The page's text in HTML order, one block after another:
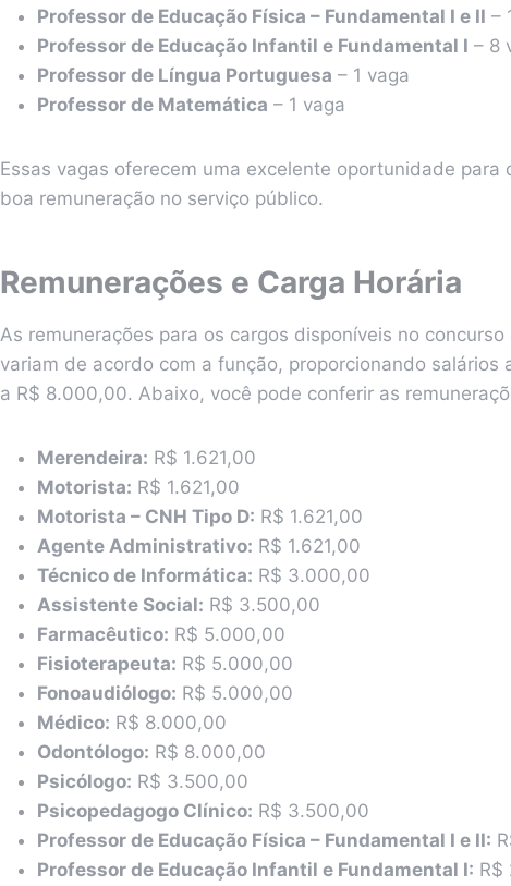
Professor de Educação Física – Fundamental I e II –
Professor de Educação Infantil e Fundamental I – 8
Professor de Língua Portuguesa – 1 vaga
Professor de Matemática – 1 vaga
Essas vagas oferecem uma excelente oportunidade
boa remuneração no serviço público.
Remunerações e Carga Horária
As remunerações para os cargos disponíveis no concurso
variam de acordo com a função, proporcionando salários
a R$ 8.000,00. Abaixo, você pode conferir as
Merendeira: R$ 1.621,00
Motorista: R$ 1.621,00
Motorista – CNH Tipo D: R$ 1.621,00
Agente Administrativo: R$ 1.621,00
Técnico de Informática: R$ 3.000,00
Assistente Social: R$ 3.500,00
Farmacêutico: R$ 5.000,00
Fisioterapeuta: R$ 5.000,00
Fonoaudiólogo: R$ 5.000,00
Médico: R$ 8.000,00
Odontólogo: R$ 8.000,00
Psicólogo: R$ 3.500,00
Psicopedagogo Clínico: R$ 3.500,00
Professor de Educação Física – Fundamental I e II:
Professor de Educação Infantil e Fundamental I: R$